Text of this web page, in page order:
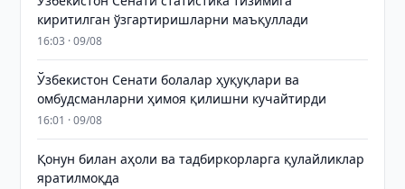
киритилган ўзгартиришларни маъқуллади
16:03 · 09/08
Ўзбекистон Сенати болалар ҳуқуқлари ва
омбудсманларни ҳимоя қилишни кучайтирди
16:01 · 09/08
Қонун билан аҳоли ва тадбиркорларга қулайликлар
яратилмоқда